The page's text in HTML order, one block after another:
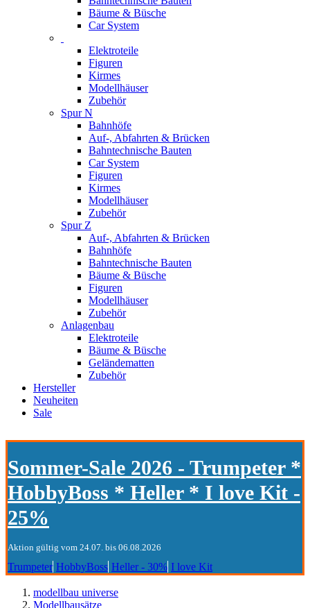
Bäume & Büsche
Car System
Elektroteile
Figuren
Kirmes
Modellhäuser
Zubehör
Spur N
Bahnhöfe
Auf-, Abfahrten & Brücken
Bahntechnische Bauten
Car System
Figuren
Kirmes
Modellhäuser
Zubehör
Spur Z
Auf-, Abfahrten & Brücken
Bahnhöfe
Bahntechnische Bauten
Bäume & Büsche
Figuren
Modellhäuser
Zubehör
Anlagenbau
Elektroteile
Bäume & Büsche
Geländematten
Zubehör
Hersteller
Neuheiten
Sale
Sommer-Sale 2026 - Trumpeter *
HobbyBoss * Heller * I love Kit -
25%
Aktion gültig vom 24.07. bis 06.08.2026
Trumpeter HobbyBoss Heller - 30% I love Kit
modellbau universe
Modellbausätze